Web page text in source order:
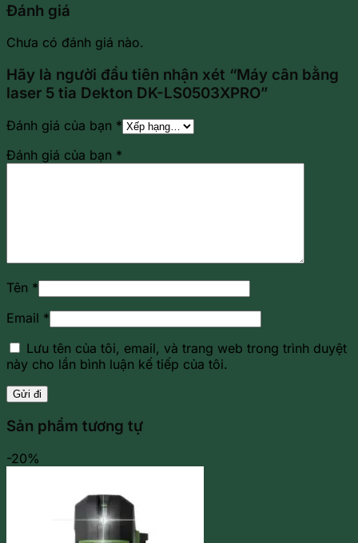
Đánh giá
Chưa có đánh giá nào.
Hãy là người đầu tiên nhận xét “Máy cân bằng
laser 5 tia Dekton DK-LS0503XPRO”
Đánh giá của bạn *
Đánh giá của bạn *
Tên *
Email *
Lưu tên của tôi, email, và trang web trong trình duyệt
này cho lần bình luận kế tiếp của tôi.
Sản phẩm tương tự
-20%